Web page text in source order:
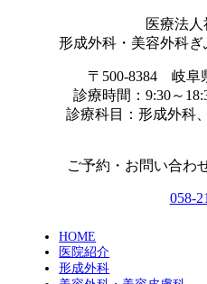
医療法
形成外科・美容外科
〒500-8384 岐阜
診療時間：9:30～
診療科目：形成外科
ご予約・お問い合わ
058-
HOME
医院紹介
形成外科